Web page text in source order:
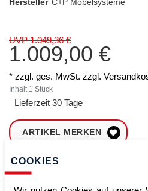
Hersteller C+P Möbelsysteme
UVP 1.049,36 €
1.009,00 €
* zzgl. ges. MwSt. zzgl.
Inhalt 1 Stück
Lieferzeit 30 Tage
ARTIKEL MERKEN
ZUM WARENKORB
COOKIES